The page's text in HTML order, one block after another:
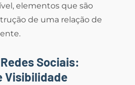
elementos que são
de uma relação de
Sociais:
Visibilidade